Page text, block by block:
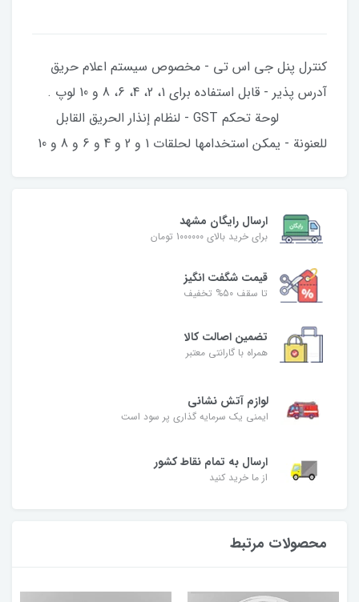
کنترل پنل جی اس تی - مخصوص سیستم اعلام حریق
آدرس پذیر - قابل استفاده برای 1، 2، 4، 6، 8 و 10 لوپ .
لوحة تحكم GST - لنظام إنذار الحريق القابل
للعنونة - يمكن استخدامها لحلقات 1 و 2 و 4 و 6 و 8 و 10
ارسال رایگان مشهد
برای خرید بالای 1000000 تومان
قیمت شگفت‌ انگیز
تا سقف 50% تخفیف
تضمین اصالت کالا
همراه با گارانتی معتبر
لوازم آتش نشانی
ایمنی یک سرمایه گذاری پر سود است
ارسال به تمام نقاط کشور
از ما خرید کنید
محصولات مرتبط